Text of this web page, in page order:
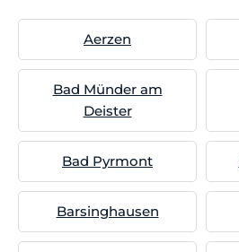
Aerzen
Bad Münder am
Deister
Bad Pyrmont
Barsinghausen